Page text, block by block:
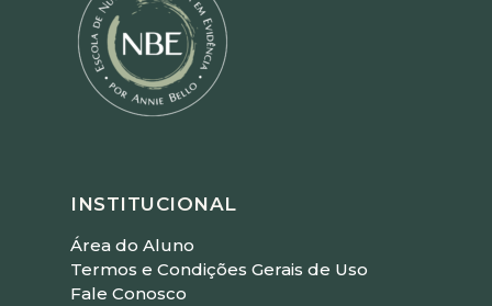
INSTITUCIONAL
Área do Aluno
Termos e Condições Gerais de Uso
Fale Conosco